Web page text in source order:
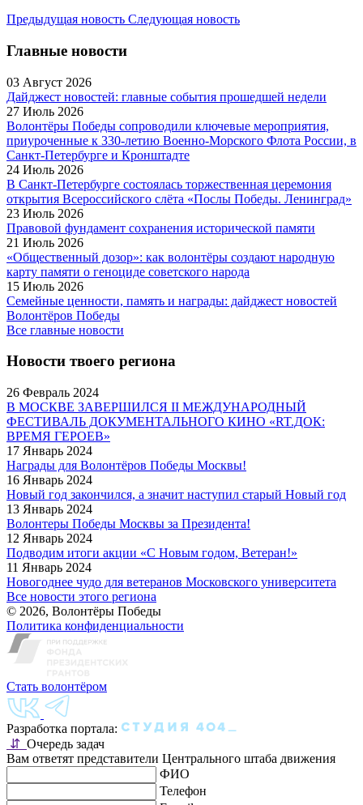
Предыдущая новость Следующая новость
Главные новости
03 Август 2026
Дайджест новостей: главные события прошедшей недели
27 Июль 2026
Волонтёры Победы сопроводили ключевые мероприятия,
приуроченные к 330-летию Военно-Морского Флота России, в
Санкт-Петербурге и Кронштадте
24 Июль 2026
В Санкт-Петербурге состоялась торжественная церемония
открытия Всероссийского слёта «Послы Победы. Ленинград»
23 Июль 2026
Правовой фундамент сохранения исторической памяти
21 Июль 2026
«Общественный дозор»: как волонтёры создают народную
карту памяти о геноциде советского народа
15 Июль 2026
Семейные ценности, память и награды: дайджест новостей
Волонтёров Победы
Все главные новости
Новости твоего региона
26 Февраль 2024
В МОСКВЕ ЗАВЕРШИЛСЯ II МЕЖДУНАРОДНЫЙ
ФЕСТИВАЛЬ ДОКУМЕНТАЛЬНОГО КИНО «RT.ДОК:
ВРЕМЯ ГЕРОЕВ»
17 Январь 2024
Награды для Волонтёров Победы Москвы!
16 Январь 2024
Новый год закончился, а значит наступил старый Новый год
13 Январь 2024
Волонтеры Победы Москвы за Президента!
12 Январь 2024
Подводим итоги акции «С Новым годом, Ветеран!»
11 Январь 2024
Новогоднее чудо для ветеранов Московского университета
Все новости этого региона
© 2026, Волонтёры Победы
Политика конфиденциальности
Стать волонтёром
Разработка портала:
⇵ Очередь задач
Вам ответят представители Центрального штаба движения
ФИО
Телефон